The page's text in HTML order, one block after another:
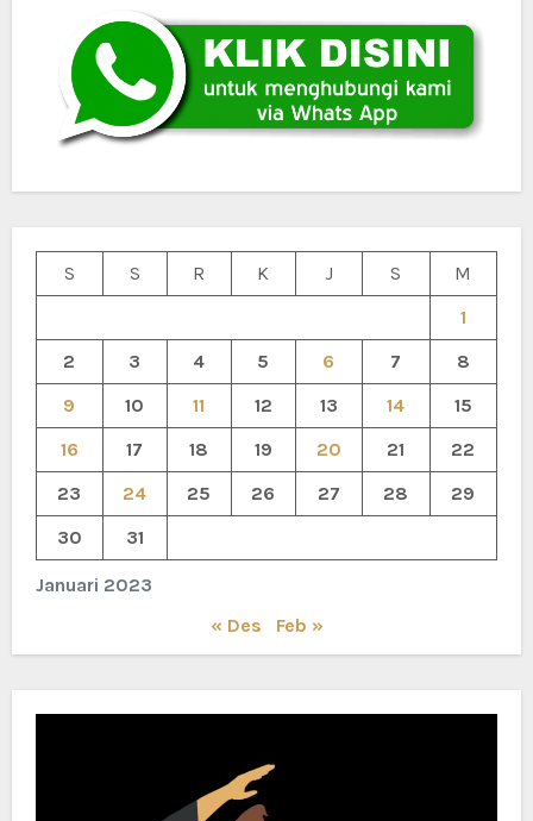
Januari 2023
S S R K J S
M
1
2
3 4 5 6 7
8
9
10 11 12 13 14
15
16
17 18 19 20 21
22
23
24 25 26 27 28
29
30
31
« Des Feb »